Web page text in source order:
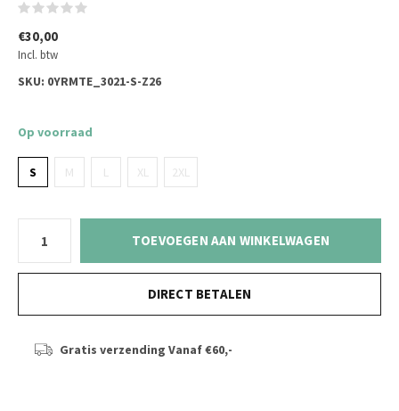
€30,00
Incl. btw
SKU: 0YRMTE_3021-S-Z26
Op voorraad
S M L XL 2XL
TOEVOEGEN AAN WINKELWAGEN
DIRECT BETALEN
Gratis verzending Vanaf €60,-